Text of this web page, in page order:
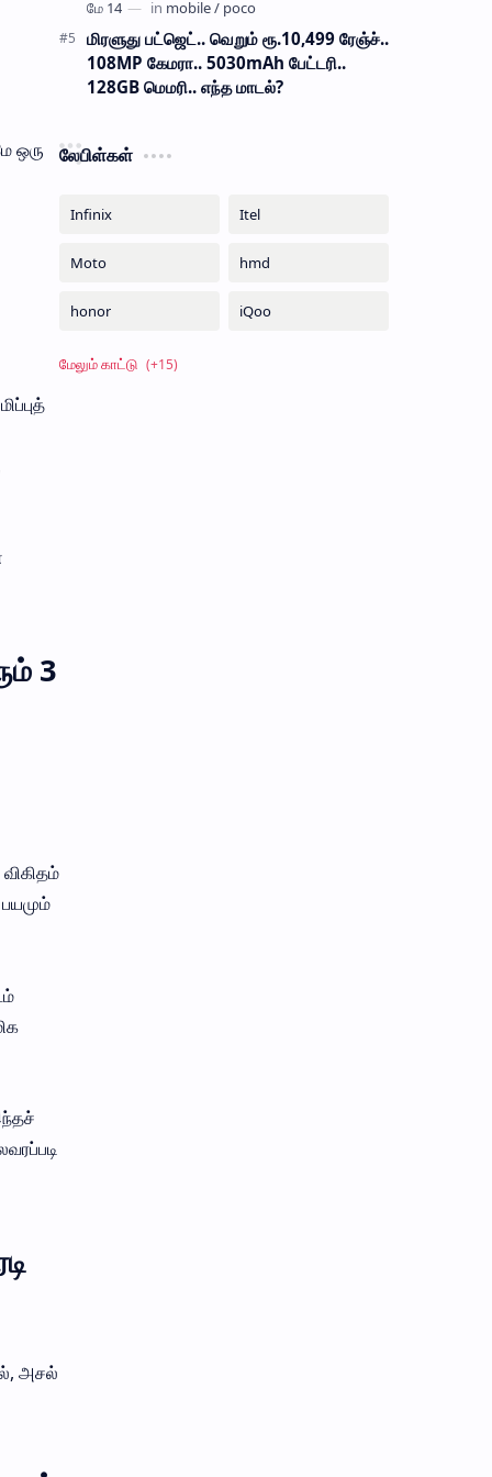
ஒரு
3
அசல்
மிரளுது பட்ஜெட்.. வெறும் ரூ.10,499 ரேஞ்ச்..
108MP கேமரா.. 5030mAh பேட்டரி..
128GB மெமரி.. எந்த மாடல்?
லேபிள்கள்